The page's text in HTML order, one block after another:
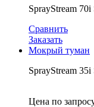
SprayStream
Сравнить
Заказать
Мокрый туман
SprayStream
Цена по